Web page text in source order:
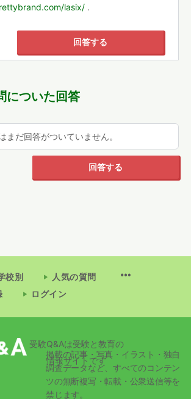
lasix/ .
回答する
についた回答
まだ回答がついていません。
回答する
校別
人気の質問
ログイン
受験Q&Aは受験と教育の
情報サイトです
掲載の記事・写真・イラスト・独自
調査データなど、すべてのコンテン
ツの無断複写・転載・公衆送信等を
禁じます。